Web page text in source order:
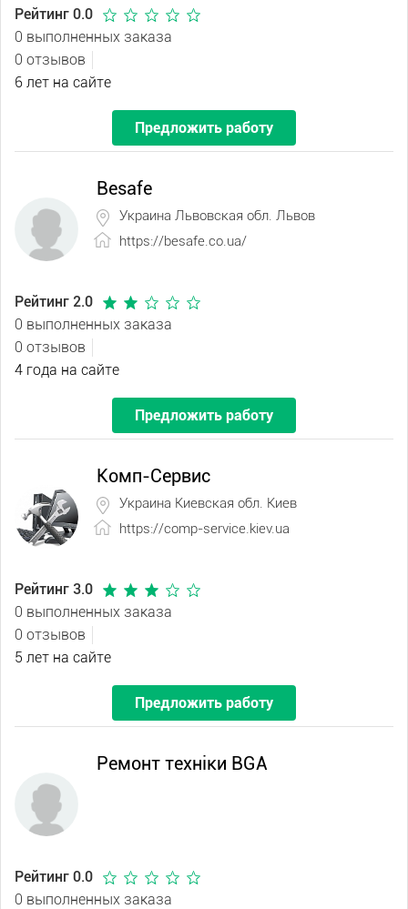
Рейтинг 0.0
0 выполненных заказа
0 отзывов
6 лет на сайте
Предложить работу
Besafe
Украина Львовская обл. Львов
https://besafe.co.ua/
Рейтинг 2.0
0 выполненных заказа
0 отзывов
4 года на сайте
Предложить работу
Комп-Сервис
Украина Киевская обл. Киев
https://comp-service.kiev.ua
Рейтинг 3.0
0 выполненных заказа
0 отзывов
5 лет на сайте
Предложить работу
Ремонт техніки BGA
Рейтинг 0.0
0 выполненных заказа